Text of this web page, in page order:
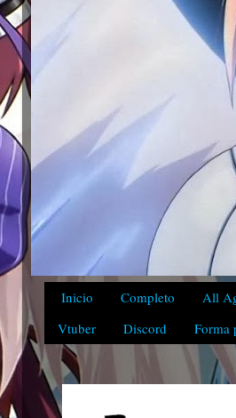
Inicio Completo All
Vtuber
Discord Forma